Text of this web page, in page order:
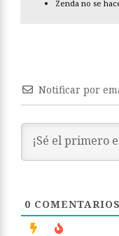
Zenda no se
Notificar por
0 COMENTARIOS